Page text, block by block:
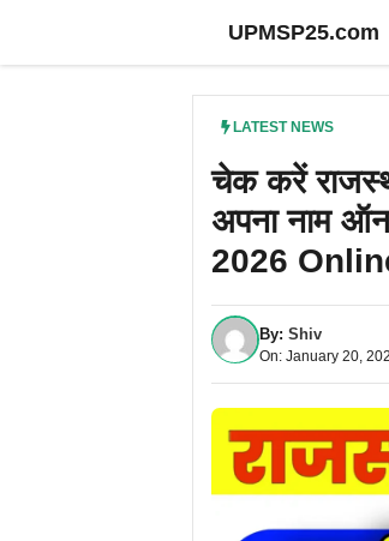
UPMSP25.com
LATEST NEWS
चेक करें
अपना नाम
2026
By: Shiv
On: January 20,